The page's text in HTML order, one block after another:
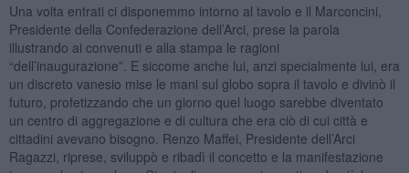
Una volta entrati ci disponemmo intorno al tavolo e il Marconcini,
Presidente della Confederazione dell’Arci, prese la parola
illustrando ai convenuti e alla stampa le ragioni
“dell’inaugurazione”. E siccome anche lui, anzi specialmente lui, era
un discreto vanesio mise le mani sul globo sopra il tavolo e divinò il
futuro, profetizzando che un giorno quel luogo sarebbe diventato
un centro di aggregazione e di cultura che era ciò di cui città e
cittadini avevano bisogno. Renzo Maffei, Presidente dell’Arci
Ragazzi, riprese, sviluppò e ribadì il concetto e la manifestazione